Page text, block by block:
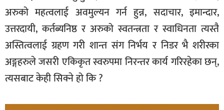
अरुको महत्वलाई अवमुल्यन गर्न हुन्न, सदाचार, इमान्दार,
उत्तरदायी, कर्तब्यनिष्ठ र अरुको स्वतन्त्रता र स्वाधिनता त्यस्तै
अस्तित्वलाई ग्रहण गरी शान्त संग निर्भय र निडर भै शरीरका
अङ्गहरुले जसरी एकिकृत स्वरुपमा निरन्तर कार्य गरिरहेका छन्,
त्यसबाट केही सिक्ने हो कि ?